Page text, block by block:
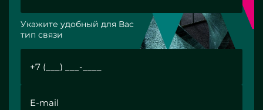
Укажите удобный для Вас
тип связи